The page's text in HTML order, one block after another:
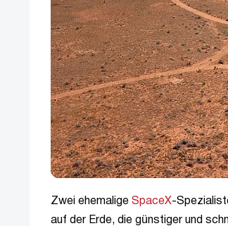
Zwei ehemalige SpaceX-
auf der Erde, die günstiger und